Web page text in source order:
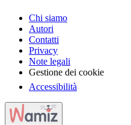
Chi siamo
Autori
Contatti
Privacy
Note legali
Gestione dei cookie
Accessibilità